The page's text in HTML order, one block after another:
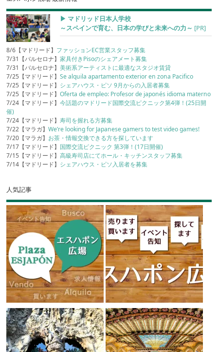
▶︎ マドリッド日本人学校
～スペインで育む、日本の学びと未来への力～ [PR]
8/6【マドリード】 ファッションEC営業スタッフ募集
7/31【バルセロナ】家具付きPisoのシェアメート募集
7/31【バルセロナ】美術系アーティストに最適なスタジオ賃貸
7/25【マドリード】Se alquila apartamento exterior en zona Pacifico
7/25【マドリード】 シェアハウス・ピソ 9月からの入居者募集
7/25【マドリード】Oferta de empleo: Profesor de japonés idioma materno
7/24【マドリード】今話題のマドリード国際交流ピクニック第4弾！(25日開
催)
7/24【マドリード】寿司を握れる方募集
7/22【マラガ】We’re looking for Japanese gamers to test video games!
7/20【マラガ】 お茶・情報交換できる方を探しています
7/17【マドリード】 国際交流ピクニック 第3弾！(17日開催)
7/15【マドリード】高級寿司店にてホール・キッチンスタッフ募集
7/14【マドリード】 シェアハウス・ピソ入居者を募集
人気記事